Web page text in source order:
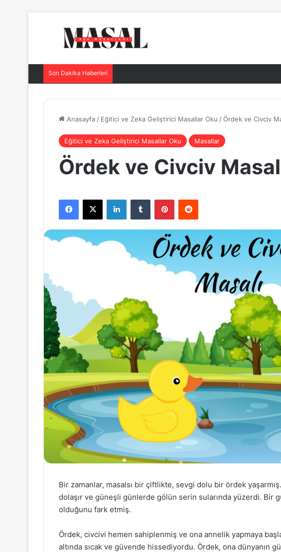
Son Dakika Haberleri
Anasayfa / Eğitici ve Zeka Geliştirici Masallar Oku /Ördek ve Civciv
Eğitici ve Zeka Geliştirici Masallar Oku Masallar
Ördek ve Civciv
Facebook
X LinkedInTumblr PinterestReddit
Bir zamanlar, masalsı bir çiftlikte, sevgi dolu bir ördek
dolaşır ve güneşli günlerde gölün serin sularında yüzerdi. Bir
olduğunu fark etmiş.
Ördek, civcivi hemen sahiplenmiş ve ona annelik yapmaya
altında sıcak ve güvende hissediyordu. Ördek, ona dünyanın